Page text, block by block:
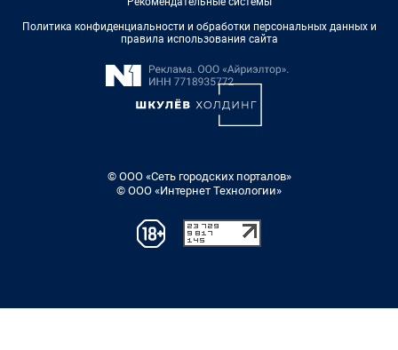
Политика конфиденциальности и обработки персональных данных и
правила использования сайта
© ООО «Сеть городских порталов»
© ООО «Интернет Технологии»